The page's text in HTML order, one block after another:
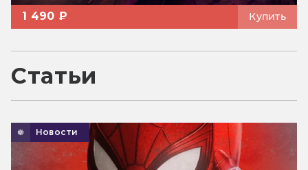
1 490 ₽ Купить
Статьи
Новости